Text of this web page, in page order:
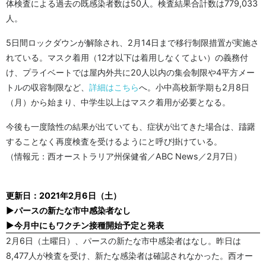
体検査による過去の既感染者数は50人。検査結果合計数は779,033
人。
5日間ロックダウンが解除され、2月14日まで移行制限措置が実施さ
れている。マスク着用（12才以下は着用しなくてよい）の義務付
け、プライベートでは屋内外共に20人以内の集会制限や4平方メー
トルの収容制限など、 詳細はこちらへ。小中高校新学期も2月8日
（月）から始まり、中学生以上はマスク着用が必要となる。
今後も一度陰性の結果が出ていても、症状が出てきた場合は、躊躇
することなく再度検査を受けるようにと呼び掛けている。
（情報元：西オーストラリア州保健省／ABC News／2月7日）
更新日：2021年2月6日（土）
▶パースの新たな市中感染者なし
▶今月中にもワクチン接種開始予定と発表
2月6日（土曜日）、パースの新たな市中感染者はなし。昨日は
8,477人が検査を受け、新たな感染者は確認されなかった。西オー